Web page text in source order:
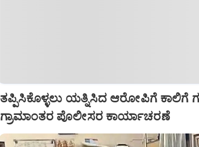
ತಪ್ಪಿಸಿಕೊಳ್ಳಲು ಯತ್ನಿಸಿದ ಆರೋಪಿಗೆ ಕಾಲಿಗೆ
ಗ್ರಾಮಾಂತರ ಪೊಲೀಸರ ಕಾರ್ಯಾಚರಣೆ